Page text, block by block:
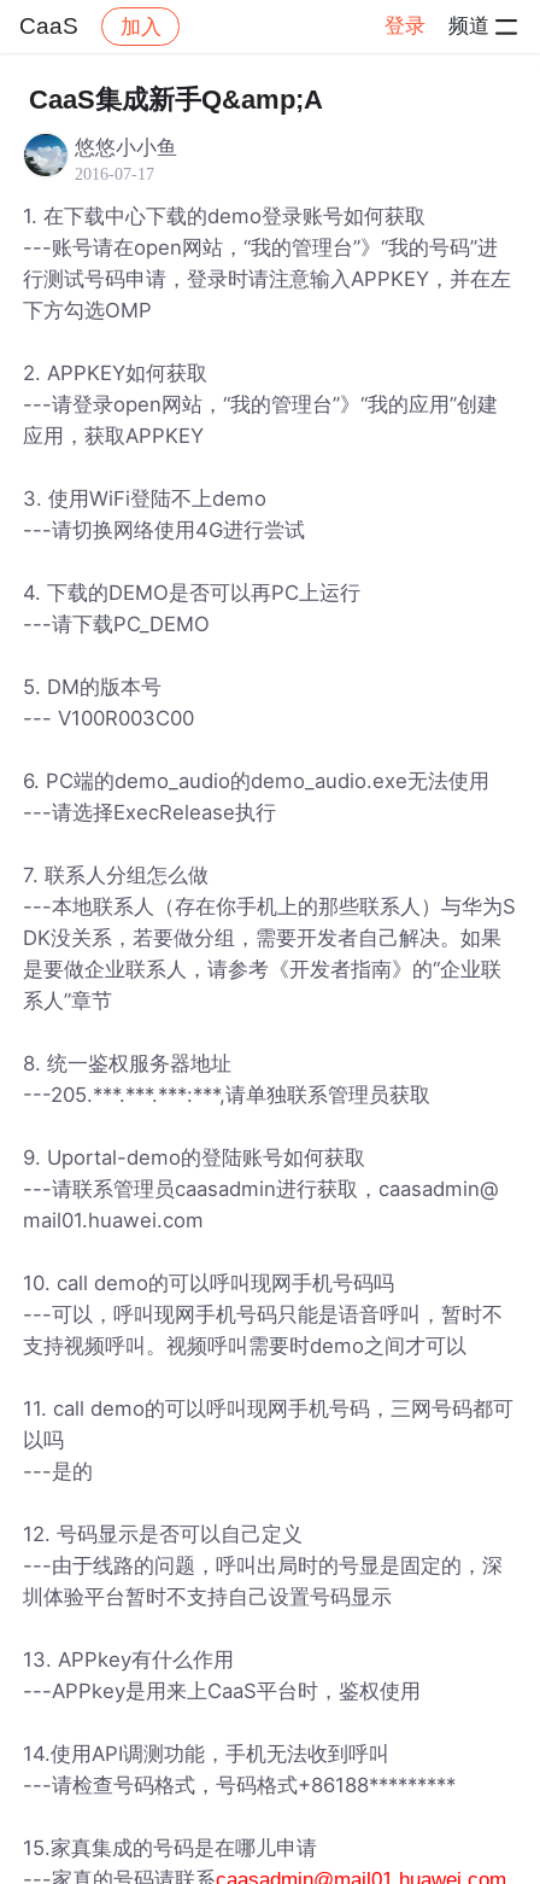
CaaS 加入 登录 频道
社区 CaaS 帖子详情
CaaS集成新手Q&amp;A
悠悠小小鱼
2016-07-17
1. 在下载中心下载的demo登录账号如何获取
---账号请在open网站，“我的管理台”》“我的号码”进
行测试号码申请，登录时请注意输入APPKEY，并在左
下方勾选OMP
2. APPKEY如何获取
---请登录open网站，“我的管理台”》“我的应用”创建
应用，获取APPKEY
3. 使用WiFi登陆不上demo
---请切换网络使用4G进行尝试
4. 下载的DEMO是否可以再PC上运行
---请下载PC_DEMO
5. DM的版本号
--- V100R003C00
6. PC端的demo_audio的demo_audio.exe无法使用
---请选择ExecRelease执行
7. 联系人分组怎么做
---本地联系人（存在你手机上的那些联系人）与华为S
DK没关系，若要做分组，需要开发者自己解决。如果
是要做企业联系人，请参考《开发者指南》的“企业联
系人”章节
8. 统一鉴权服务器地址
---205.***.***.***:***,请单独联系管理员获取
9. Uportal-demo的登陆账号如何获取
---请联系管理员caasadmin进行获取，caasadmin@
mail01.huawei.com
10. call demo的可以呼叫现网手机号码吗
---可以，呼叫现网手机号码只能是语音呼叫，暂时不
支持视频呼叫。视频呼叫需要时demo之间才可以
11. call demo的可以呼叫现网手机号码，三网号码都可
以吗
---是的
12. 号码显示是否可以自己定义
---由于线路的问题，呼叫出局时的号显是固定的，深
圳体验平台暂时不支持自己设置号码显示
13. APPkey有什么作用
---APPkey是用来上CaaS平台时，鉴权使用
14.使用API调测功能，手机无法收到呼叫
---请检查号码格式，号码格式+86188*********
15.家真集成的号码是在哪儿申请
---家真的号码请联系